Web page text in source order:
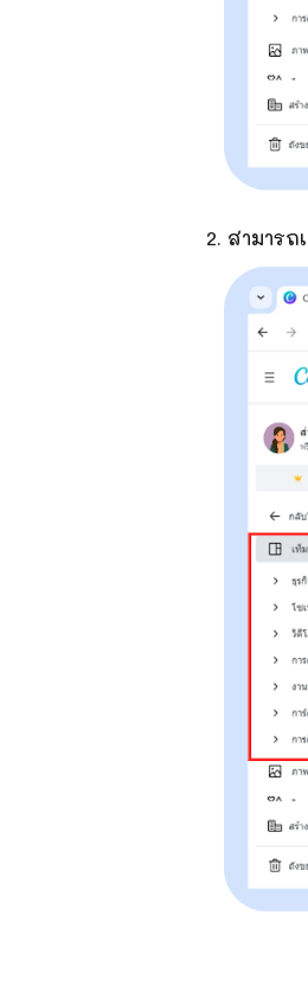
2. สามารถ